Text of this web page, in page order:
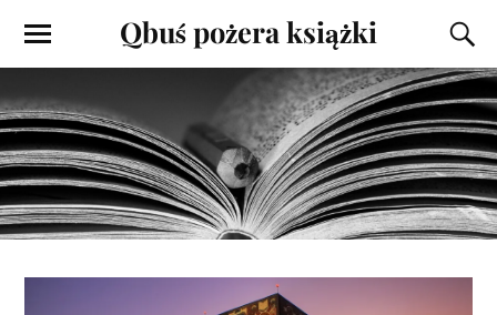
Qbuś pożera książki